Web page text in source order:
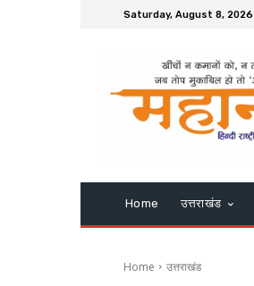
Saturday, August 8, 2026
Home उत्तराखंड
Home उत्तराखंड